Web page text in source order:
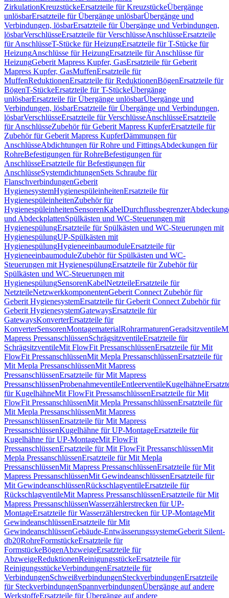
ZirkulationKreuzstückeErsatzteile für KreuzstückeÜbergänge
unlösbarErsatzteile für Übergänge unlösbarÜbergänge und
Verbindungen, lösbarErsatzteile für Übergänge und Verbindungen,
lösbarVerschlüsseErsatzteile für VerschlüsseAnschlüsseErsatzteile
für AnschlüsseT-Stücke für HeizungErsatzteile für T-Stücke für
HeizungAnschlüsse für HeizungErsatzteile für Anschlüsse für
HeizungGeberit Mapress Kupfer, GasErsatzteile für Geberit
Mapress Kupfer, GasMuffenErsatzteile für
MuffenReduktionenErsatzteile für ReduktionenBögenErsatzteile für
BögenT-StückeErsatzteile für T-StückeÜbergänge
unlösbarErsatzteile für Übergänge unlösbarÜbergänge und
Verbindungen, lösbarErsatzteile für Übergänge und Verbindungen,
lösbarVerschlüsseErsatzteile für VerschlüsseAnschlüsseErsatzteile
für AnschlüsseZubehör für Geberit Mapress KupferErsatzteile für
Zubehör für Geberit Mapress KupferDämmungen für
AnschlüsseAbdichtungen für Rohre und FittingsAbdeckungen für
RohreBefestigungen für RohreBefestigungen für
AnschlüsseErsatzteile für Befestigungen für
AnschlüsseSystemdichtungenSets Schraube für
FlanschverbindungenGeberit
HygienesystemHygienespüleinheitenErsatzteile für
HygienespüleinheitenZubehör für
HygienespüleinheitenSensorenKabelDurchflussbegrenzer
und AbdeckplattenSpülkästen und WC-Steuerungen mit
HygienespülungErsatzteile für Spülkästen und WC-Steuerungen mit
HygienespülungUP-Spülkästen mit
HygienespülungHygieneeinbaumoduleErsatzteile für
HygieneeinbaumoduleZubehör für Spülkästen und WC-
Steuerungen mit HygienespülungErsatzteile für Zubehör für
Spülkästen und WC-Steuerungen mit
HygienespülungSensorenKabelNetzteileErsatzteile für
NetzteileNetzwerkkomponentenGeberit Connect Zubehör für
Geberit HygienesystemErsatzteile für Geberit Connect Zubehör für
Geberit HygienesystemGatewaysErsatzteile für
GatewaysKonverterErsatzteile für
KonverterSensorenMontagematerialRohrarmaturenGeradsitzventile
Mapress PressanschlüssenSchrägsitzventileErsatzteile für
SchrägsitzventileMit FlowFit PressanschlüssenErsatzteile für Mit
FlowFit PressanschlüssenMit Mepla PressanschlüssenErsatzteile für
Mit Mepla PressanschlüssenMit Mapress
PressanschlüssenErsatzteile für Mit Mapress
PressanschlüssenProbenahmeventileEntleerventileKugelhähne
für KugelhähneMit FlowFit PressanschlüssenErsatzteile für Mit
FlowFit PressanschlüssenMit Mepla PressanschlüssenErsatzteile für
Mit Mepla PressanschlüssenMit Mapress
PressanschlüssenErsatzteile für Mit Mapress
PressanschlüssenKugelhähne für UP-MontageErsatzteile für
Kugelhähne für UP-MontageMit FlowFit
PressanschlüssenErsatzteile für Mit FlowFit PressanschlüssenMit
Mepla PressanschlüssenErsatzteile für Mit Mepla
PressanschlüssenMit Mapress PressanschlüssenErsatzteile für Mit
Mapress PressanschlüssenMit GewindeanschlüssenErsatzteile für
Mit GewindeanschlüssenRückschlagventileErsatzteile für
RückschlagventileMit Mapress PressanschlüssenErsatzteile für Mit
Mapress PressanschlüssenWasserzählerstrecken für UP-
MontageErsatzteile für Wasserzählerstrecken für UP-MontageMit
GewindeanschlüssenErsatzteile für Mit
GewindeanschlüssenGebäude-EntwässerungssystemeGeberit Silent-
db20RohreFormstückeErsatzteile für
FormstückeBögenAbzweigeErsatzteile für
AbzweigeReduktionenReinigungsstückeErsatzteile für
ReinigungsstückeVerbindungenErsatzteile für
VerbindungenSchweißverbindungenSteckverbindungenErsatzteile
für SteckverbindungenSpannverbindungenÜbergänge auf andere
WerkstoffeErsatzteile für Übergänge auf andere